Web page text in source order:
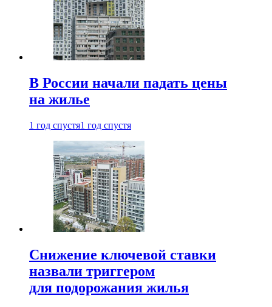
В России начали падать цены
на жилье
1 год спустя1 год спустя
Снижение ключевой ставки
назвали триггером
для подорожания жилья